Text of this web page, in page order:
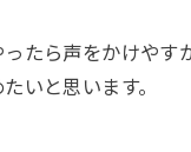
たら声をかけや
いと思います。